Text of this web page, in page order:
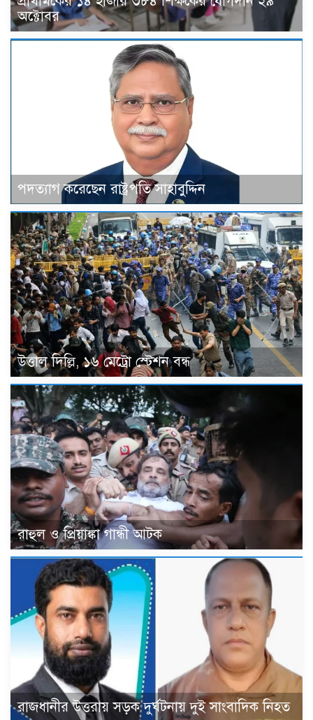
অক্টোবর
পদত্যাগ করেছেন রাষ্ট্রপতি সাহাবুদ্দিন
উত্তাল দিল্লি, ১৬ মেট্রো স্টেশন বন্ধ
রাহুল ও প্রিয়াঙ্কা গান্ধী আটক
রাজধানীর উত্তরায় সড়ক দুর্ঘটনায় দুই সাংবাদিক নিহত